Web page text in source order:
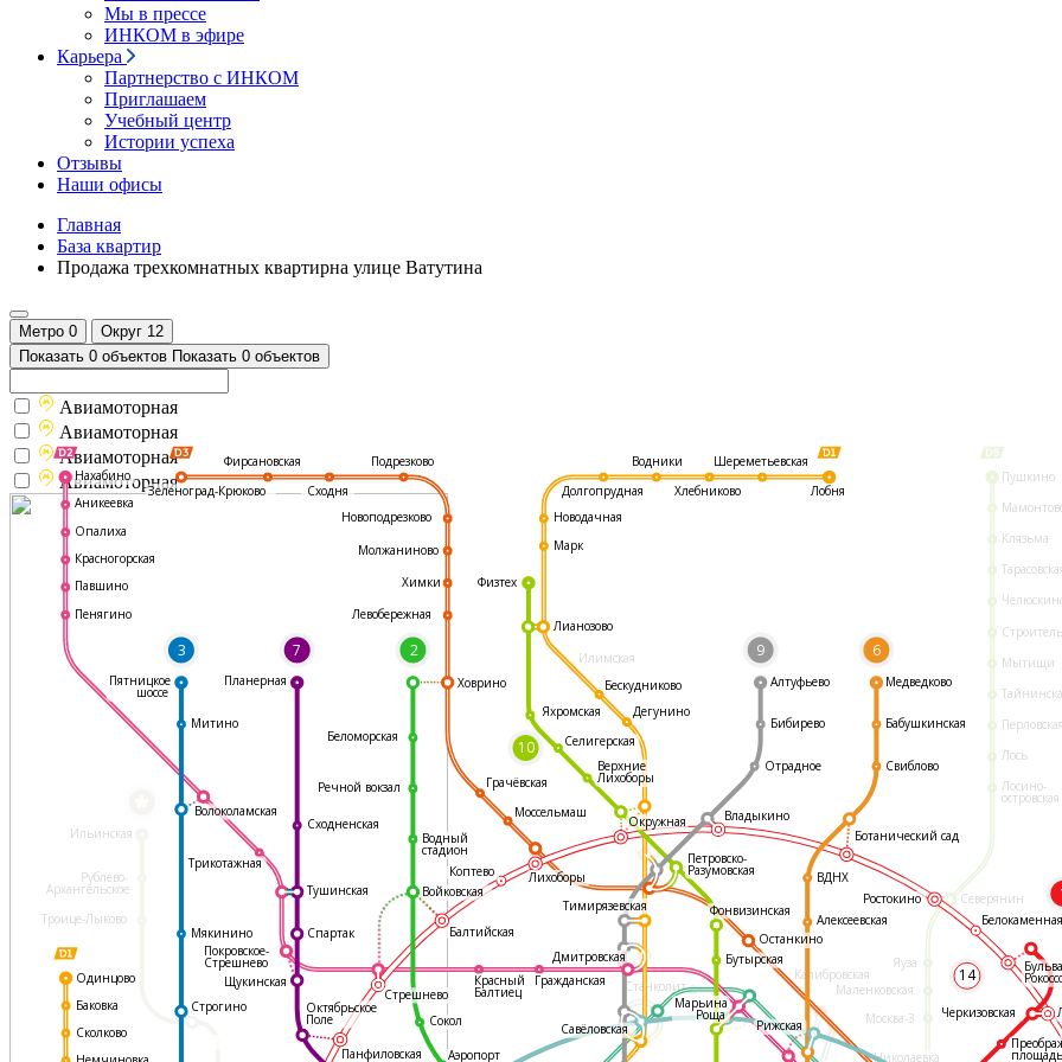
Мы в прессе
ИНКОМ в эфире
Карьера
Партнерство с ИНКОМ
Приглашаем
Учебный центр
Истории успеха
Отзывы
Наши офисы
Главная
База квартир
Продажа трехкомнатных квартирна улице Ватутина
Метро 0 Округ 12
Показать 0 объектов Показать 0 объектов
Илимская
Пушкино
Клязьма
Мытищи
Лось
Лосино-
островская
Северянин
Яуза
Маленковская
Москва-3
Николаевка
Ильинская
Рублево-
Архангельское
Троице-Лыково
Калибровская
Станколит
3 7
14
2 9 6
10
Фирсановская
Сходня
Подрезково
Новоподрезково
Молжаниново
Химки
Левобережная
Ховрино
Грачёвская
Моссельмаш
Останкино
Медведково
Бабушкинская
Свиблово
ВДНХ
Алексеевская
Рижская
Аэропорт
Сокол
Красный
Балтиец
Гражданская
Дмитровская
Коптево Лихоборы
Балтийская
Войковская
Водный
стадион
Сходненская
Трикотажная
Волоколамская
Тушинская
Мякинино
Строгино
Митино
Нахабино
Аникеевка
Опалиха
Красногорская
Павшино
Пенягино
Одинцово
Баковка
Сколково
Пятницкое
шоссе
Планерная
Спартак
Стрешнево
Щукинская
Октябрьское
Поле
Панфиловская
Окружная
Дегунино
Бескудниково
Верхние
Лихоборы
Селигерская
Физтех
Яхромская
Марк
Лианозово
Новодачная
Речной вокзал
Беломорская
Долгопрудная
Водники
Хлебниково
Шереметьевская
Лобня
Тимирязевская
Марьина
Роща
Савёловская
Фонвизинская
Бутырская
Петровско-
Разумовская
Покровское-
Стрешнево
Бибирево
Отрадное
Владыкино
Ботанический сад
Алтуфьево
Ростокино
Черкизовская
площадь
Зеленоград-Крюково
Авиамоторная
Авиамоторная
Авиамоторная
Авиамоторная